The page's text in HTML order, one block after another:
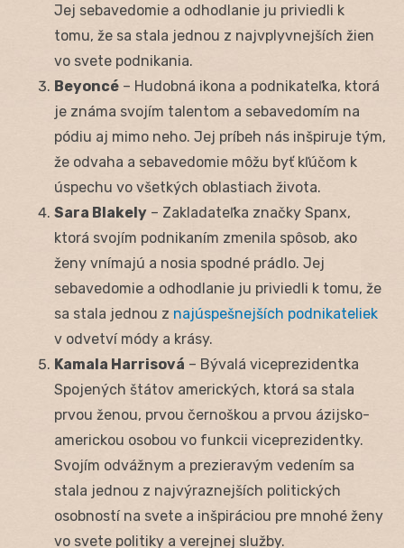
Jej sebavedomie a odhodlanie ju priviedli k
tomu, že sa stala jednou z najvplyvnejších žien
vo svete podnikania.
Beyoncé – Hudobná ikona a podnikateľka, ktorá
je známa svojím talentom a sebavedomím na
pódiu aj mimo neho. Jej príbeh nás inšpiruje tým,
že odvaha a sebavedomie môžu byť kľúčom k
úspechu vo všetkých oblastiach života.
Sara Blakely – Zakladateľka značky Spanx,
ktorá svojím podnikaním zmenila spôsob, ako
ženy vnímajú a nosia spodné prádlo. Jej
sebavedomie a odhodlanie ju priviedli k tomu, že
sa stala jednou z najúspešnejších podnikateliek
v odvetví módy a krásy.
Kamala Harrisová – Bývalá viceprezidentka
Spojených štátov amerických, ktorá sa stala
prvou ženou, prvou černoškou a prvou ázijsko-
americkou osobou vo funkcii viceprezidentky.
Svojím odvážnym a prezieravým vedením sa
stala jednou z najvýraznejších politických
osobností na svete a inšpiráciou pre mnohé ženy
vo svete politiky a verejnej služby.